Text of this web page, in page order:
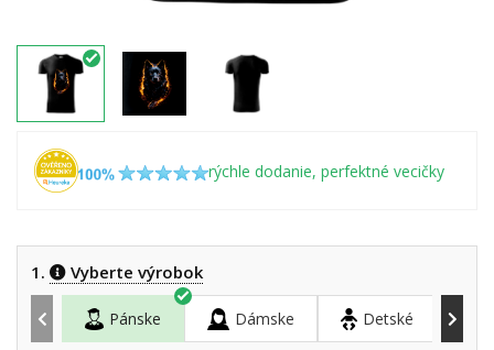
rýchle dodanie, perfektné vecičky
1. Vyberte výrobok
Pánske Dámske Detské